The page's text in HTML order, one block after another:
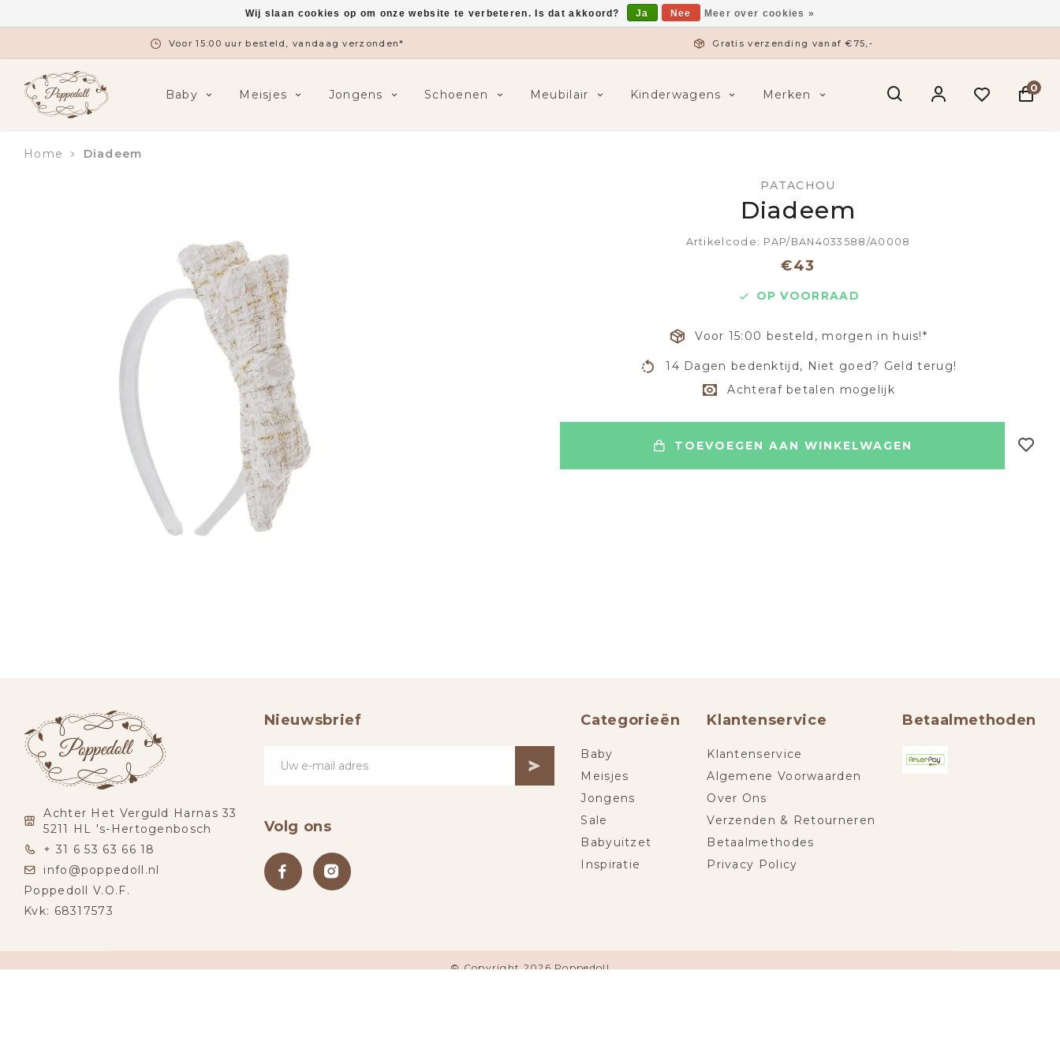
Voor 15:00 uur besteld, vandaag verzonden* Gratis verzending vanaf €75,-
Baby Meisjes Jongens Schoenen Meubilair Kinderwagens Merken 0
Home Diadeem
PATACHOU
Diadeem
Artikelcode: PAP/BAN4033588/A0008
€43
OP VOORRAAD
Voor 15:00 besteld, morgen in huis!*
14 Dagen bedenktijd, Niet goed? Geld terug!
Achteraf betalen mogelijk
TOEVOEGEN AAN WINKELWAGEN
Achter Het Verguld Harnas 33
5211 HL 's-Hertogenbosch
+ 31 6 53 63 66 18
info@poppedoll.nl
Poppedoll V.O.F.
Kvk: 68317573
Nieuwsbrief
Volg ons
Categorieën
Baby
Meisjes
Jongens
Sale
Babyuitzet
Inspiratie
Klantenservice
Klantenservice
Algemene Voorwaarden
Over Ons
Verzenden & Retourneren
Betaalmethodes
Privacy Policy
Betaalmethoden
© Copyright 2026 Poppedoll
Wij slaan cookies op om onze website te verbeteren. Is dat akkoord? Ja Nee Meer over cookies »